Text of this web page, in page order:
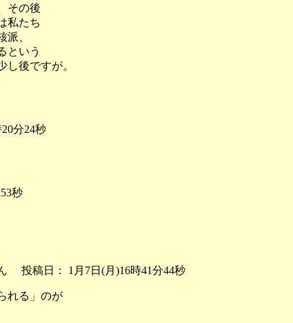
その後
私たち
、
という
後ですが。
分24秒
秒
投稿日： 1月7日(月)16時41分44秒
れる」のが